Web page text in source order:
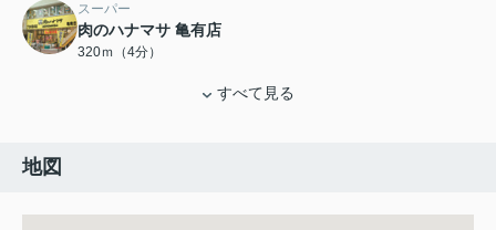
スーパー
肉のハナマサ 亀有店
320ｍ（4分）
すべて見る
地図